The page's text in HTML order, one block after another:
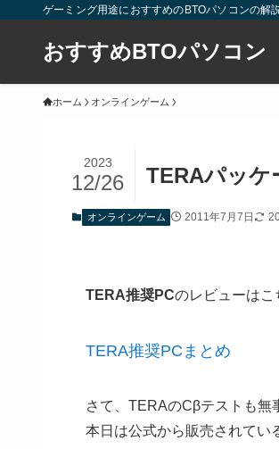
ゲーミング用途におすすめのBTOパソコンの解
おすすめBTOパソコン
ホーム オンラインゲーム
TERAパッケ
2023
12/26
オンラインゲーム 2011年7月7日
TERA推奨PCのレビューはこ
TERA推奨PCまとめ
さて、TERAのCβテストも無
本日は公式から販売されてい